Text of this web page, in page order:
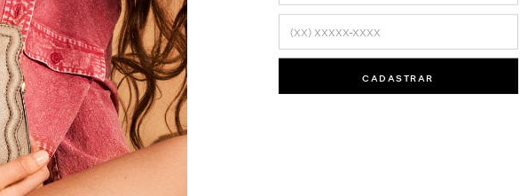
CADASTRAR
Nota média
5.0 1avaliação
100% dos avaliadores recomendam o produto